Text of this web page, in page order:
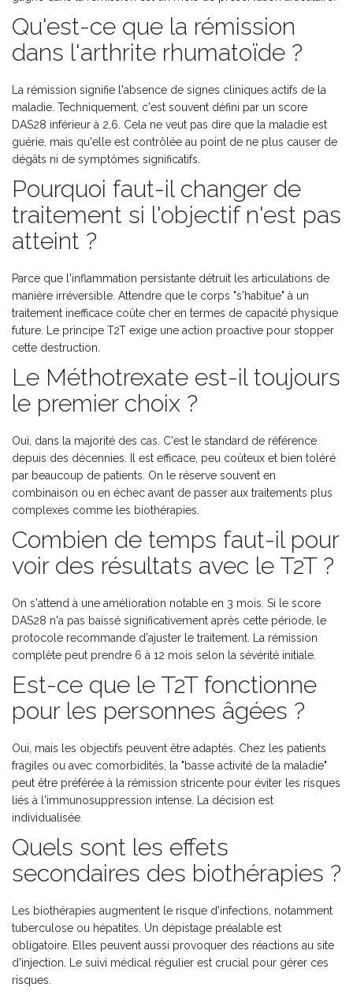
Qu'est-ce que la rémission
dans l'arthrite rhumatoïde ?
La rémission signifie l'absence de signes cliniques actifs de la
maladie. Techniquement, c'est souvent défini par un score
DAS28 inférieur à 2,6. Cela ne veut pas dire que la maladie est
guérie, mais qu'elle est contrôlée au point de ne plus causer de
dégâts ni de symptômes significatifs.
Pourquoi faut-il changer de
traitement si l'objectif n'est pas
atteint ?
Parce que l'inflammation persistante détruit les articulations de
manière irréversible. Attendre que le corps "s'habitue" à un
traitement inefficace coûte cher en termes de capacité physique
future. Le principe T2T exige une action proactive pour stopper
cette destruction.
Le Méthotrexate est-il toujours
le premier choix ?
Oui, dans la majorité des cas. C'est le standard de référence
depuis des décennies. Il est efficace, peu coûteux et bien toléré
par beaucoup de patients. On le réserve souvent en
combinaison ou en échec avant de passer aux traitements plus
complexes comme les biothérapies.
Combien de temps faut-il pour
voir des résultats avec le T2T ?
On s'attend à une amélioration notable en 3 mois. Si le score
DAS28 n'a pas baissé significativement après cette période, le
protocole recommande d'ajuster le traitement. La rémission
complète peut prendre 6 à 12 mois selon la sévérité initiale.
Est-ce que le T2T fonctionne
pour les personnes âgées ?
Oui, mais les objectifs peuvent être adaptés. Chez les patients
fragiles ou avec comorbidités, la "basse activité de la maladie"
peut être préférée à la rémission stricente pour éviter les risques
liés à l'immunosuppression intense. La décision est
individualisée.
Quels sont les effets
secondaires des biothérapies ?
Les biothérapies augmentent le risque d'infections, notamment
tuberculose ou hépatites. Un dépistage préalable est
obligatoire. Elles peuvent aussi provoquer des réactions au site
d'injection. Le suivi médical régulier est crucial pour gérer ces
risques.